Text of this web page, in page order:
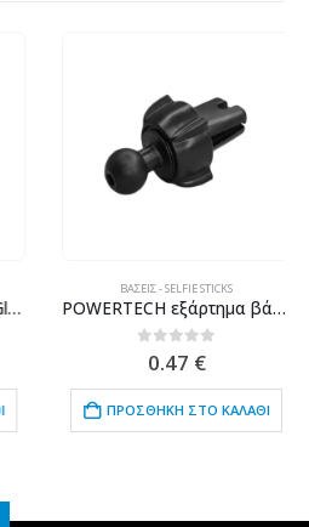
POWERTECH Tempered Glass 3D, Mini, Full glue, για Samsung S9, Black
ΒΆΣΕΙΣ - SELFIE STICKS
POWERTECH εξάρτημα βάσης κινητού τοποθέτησης σε αεραγωγό CAR-0009, μαύρο
out of 5
0.47€
ΠΡΟΣΘΉΚΗ ΣΤΟ ΚΑΛΆΘΙ